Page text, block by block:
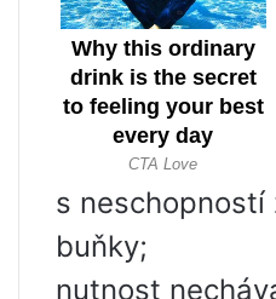
s
buňky;
nutnost